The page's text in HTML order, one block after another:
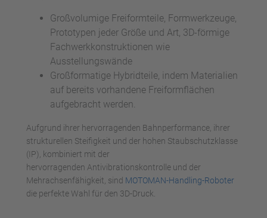
Großvolumige Freiformteile, Formwerkzeuge,
Prototypen jeder Größe und Art, 3D-förmige
Fachwerkkonstruktionen wie
Ausstellungswände
Großformatige Hybridteile, indem Materialien
auf bereits vorhandene Freiformflächen
aufgebracht werden.
Aufgrund ihrer hervorragenden Bahnperformance, ihrer
strukturellen Steifigkeit und der hohen Staubschutzklasse
(IP), kombiniert mit der
hervorragenden Antivibrationskontrolle und der
Mehrachsenfähigkeit, sind MOTOMAN-Handling-Roboter
die perfekte Wahl für den 3D-Druck.